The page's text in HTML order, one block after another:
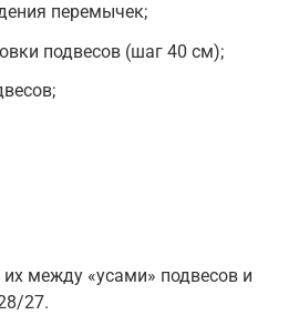
перемычек;
подвесов (шаг 40 см);
между «усами» подвесов и
27.